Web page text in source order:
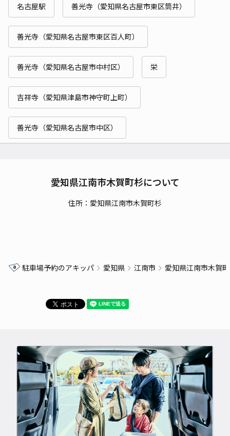
名古屋駅 善光寺（愛知県名古屋市東区筒井）
善光寺（愛知県名古屋市東区百人町）
善光寺（愛知県名古屋市中村区） 栄
吉祥寺（愛知県津島市神守町上町）
善光寺（愛知県名古屋市中区）
愛知県江南市木賀町杉について
住所：愛知県江南市木賀町杉
駐車場予約のアキッパ 愛知県 江南市 愛知県江南市木賀